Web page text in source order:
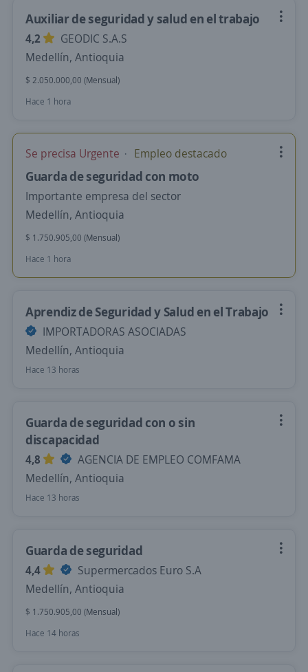
Auxiliar de seguridad y salud en el trabajo
4,2
GEODIC S.A.S
Medellín, Antioquia
$ 2.050.000,00 (Mensual)
Hace 1 hora
Se precisa Urgente Empleo destacado
Guarda de seguridad con moto
Importante empresa del sector
Medellín, Antioquia
$ 1.750.905,00 (Mensual)
Hace 1 hora
Aprendiz de Seguridad y Salud en el Trabajo
IMPORTADORAS ASOCIADAS
Medellín, Antioquia
Hace 13 horas
Guarda de seguridad con o sin
discapacidad
4,8
AGENCIA DE EMPLEO COMFAMA
Medellín, Antioquia
Hace 13 horas
Guarda de seguridad
4,4
Supermercados Euro S.A
Medellín, Antioquia
$ 1.750.905,00 (Mensual)
Hace 14 horas